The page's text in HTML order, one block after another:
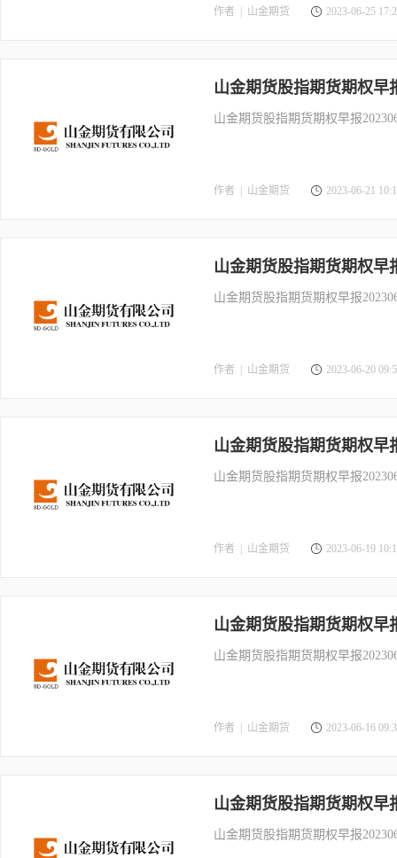
作者 | 山金期货 2023-06-25
山金期货股指期货期权早
山金期货股指期货期权早报
作者 | 山金期货 2023-06-21
山金期货股指期货期权早
山金期货股指期货期权早报
作者 | 山金期货 2023-06-20
山金期货股指期货期权早
山金期货股指期货期权早报
作者 | 山金期货 2023-06-19
山金期货股指期货期权早
山金期货股指期货期权早报
作者 | 山金期货 2023-06-16
山金期货股指期货期权早
山金期货股指期货期权早报